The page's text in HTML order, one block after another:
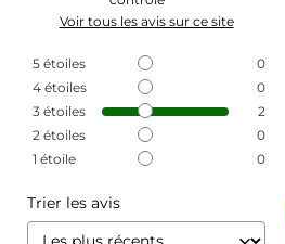
Voir tous les avis sur ce site
5 étoiles
0
4 étoiles
0
3 étoiles
2
2 étoiles
0
1 étoile 0
Trier les avis